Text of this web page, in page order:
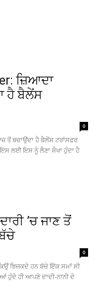
ਜ਼ਿਆਦਾ
ਹੈ ਬੈਲੇਂਸ
0
ਤੋਂ ਬਚਾਉਂਦਾ ਹੈ ਬੈਲੇਂਸ ਟਰਾਂਸਫਰ
ਲਈ ਇਸ ਨੂੰ ਲੈਣਾ ਸੌਖਾ ਹੁੰਦਾ ਹੈ
’ਚ ਜਾਣ ਤੋਂ
0
ਝਿਜਕਦੇ ਹਨ ਬੱਚੇ ਇੱਕ ਸਮਾਂ ਸੀ
ਹੁੰਦੇ ਹੀ ਆਪਣੇ ਦਾਦੀ-ਨਾਨੀ ਦੇ